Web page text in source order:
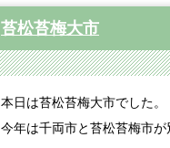
苔松苔梅大市
本日は苔松苔梅大市でした。
今年は千両市と苔松苔梅市が